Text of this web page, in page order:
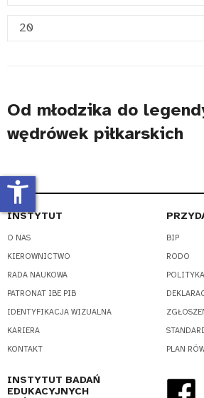
tytułu
Pokaż
Od młodzika do
wędrówek piłkarskich
INSTYTUT
O NAS
KIEROWNICTWO
RADA NAUKOWA
PATRONAT IBE PIB
IDENTYFIKACJA WIZUALNA
KARIERA
KONTAKT
BIP
RODO
PLAN
INSTYTUT BADAŃ
EDUKACYJNYCH
accessibility_new